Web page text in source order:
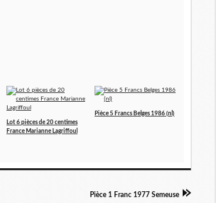
Lot 6 pièces de 20 centimes
France Marianne Lagriffoul
Pièce 5 Francs Belges 1986 (nl)
Pièce 1 Franc 1977 Semeuse